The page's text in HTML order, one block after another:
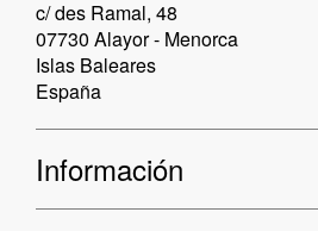
c/ des Ramal, 48
07730 Alayor - Menorca
Islas Baleares
España
Información